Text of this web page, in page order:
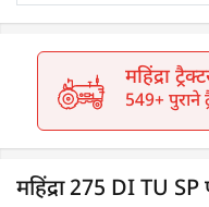
महिंद्रा
549+ पुराने
महिंद्रा 275 DI TU